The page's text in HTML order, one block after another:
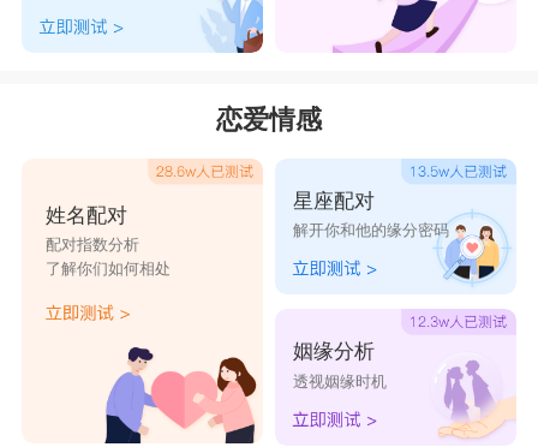
恋爱情感
姓名配对
配对指数分析
了解你们如何相处
星座配对
解开你和他的缘分密码
姻缘分析
透视姻缘时机